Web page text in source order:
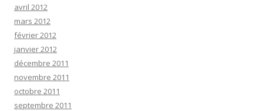
avril 2012
mars 2012
février 2012
janvier 2012
décembre 2011
novembre 2011
octobre 2011
septembre 2011